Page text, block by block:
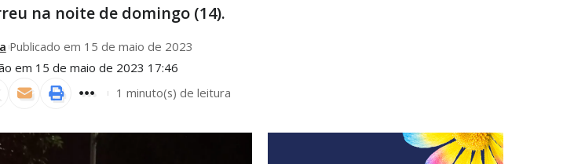
na noite de domingo (14).
em 15 de maio de 2023 17:46
Publicado em 15 de maio de 2023
1 minuto(s) de leitura